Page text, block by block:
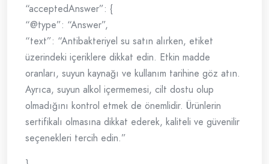
“acceptedAnswer”: {
“@type”: “Answer”,
“text”: “Antibakteriyel su satın alırken, etiket
üzerindeki içeriklere dikkat edin. Etkin madde
oranları, suyun kaynağı ve kullanım tarihine göz atın.
Ayrıca, suyun alkol içermemesi, cilt dostu olup
olmadığını kontrol etmek de önemlidir. Ürünlerin
sertifikalı olmasına dikkat ederek, kaliteli ve güvenilir
seçenekleri tercih edin.”